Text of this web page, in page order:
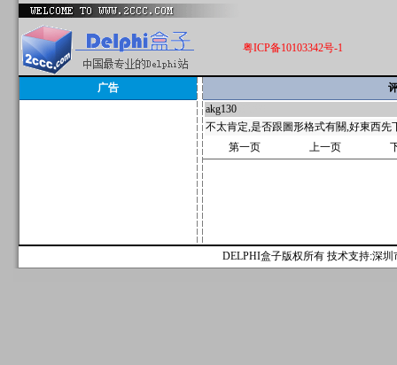
粤ICP备10103342号-1
广告
akg130
不太肯定,是否跟圖形格式有關,好東西先
第一页
上一页
DELPHI盒子版权所有 技术支持:深